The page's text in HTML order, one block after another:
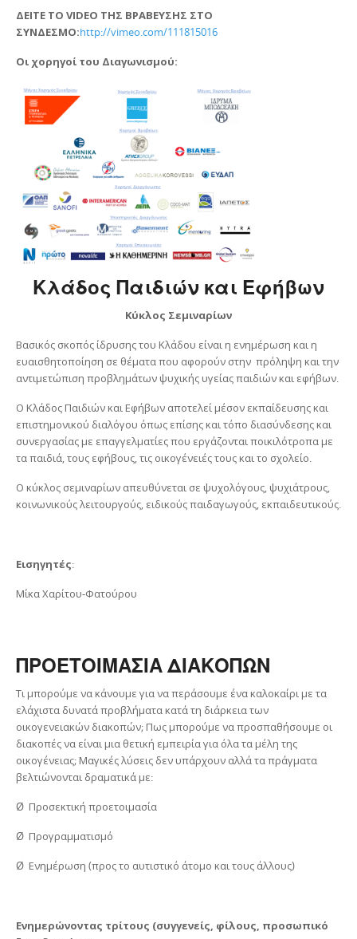
ΔΕΙΤΕ ΤΟ VIDEΟ ΤΗΣ ΒΡΑΒΕΥΣΗΣ ΣΤΟ
ΣΥΝΔΕΣΜΟ:http://vimeo.com/111815016
Οι χορηγοί του Διαγωνισμού:
Κλάδος Παιδιών και Εφήβων
Κύκλος Σεμιναρίων
Βασικός σκοπός ίδρυσης του Κλάδου είναι η ενημέρωση και η
ευαισθητοποίηση σε θέματα που αφορούν στην πρόληψη και την
αντιμετώπιση προβλημάτων ψυχικής υγείας παιδιών και εφήβων.
Ο Κλάδος Παιδιών και Εφήβων αποτελεί μέσον εκπαίδευσης και
επιστημονικού διαλόγου όπως επίσης και τόπο διασύνδεσης και
συνεργασίας με επαγγελματίες που εργάζονται ποικιλότροπα με
τα παιδιά, τους εφήβους, τις οικογένειές τους και το σχολείο.
Ο κύκλος σεμιναρίων απευθύνεται σε ψυχολόγους, ψυχιάτρους,
κοινωνικούς λειτουργούς, ειδικούς παιδαγωγούς, εκπαιδευτικούς.
Εισηγητές:
Μίκα Χαρίτου-Φατούρου
ΠΡΟΕΤΟΙΜΑΣΙΑ ΔΙΑΚΟΠΩΝ
Τι μπορούμε να κάνουμε για να περάσουμε ένα καλοκαίρι με τα
ελάχιστα δυνατά προβλήματα κατά τη διάρκεια των
οικογενειακών διακοπών; Πως μπορούμε να προσπαθήσουμε οι
διακοπές να είναι μια θετική εμπειρία για όλα τα μέλη της
οικογένειας; Μαγικές λύσεις δεν υπάρχουν αλλά τα πράγματα
βελτιώνονται δραματικά με:
Ø Προσεκτική προετοιμασία
Ø Προγραμματισμό
Ø Ενημέρωση (προς το αυτιστικό άτομο και τους άλλους)
Ενημερώνοντας τρίτους (συγγενείς, φίλους, προσωπικό